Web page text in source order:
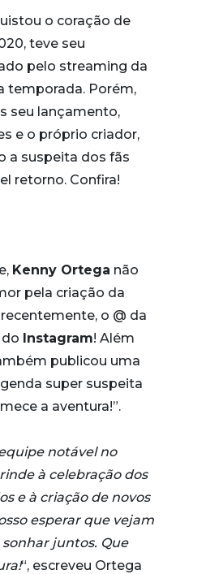
o coração de
teve seu
pelo streaming da
temporada. Porém,
seu lançamento,
e o próprio criador,
a suspeita dos fãs
retorno. Confira!
Kenny Ortega não
pela criação da
o @ da
Instagram! Além
publicou uma
super suspeita
a aventura!”.
notável no
à celebração dos
e à criação de novos
esperar que vejam
juntos. Que
“, escreveu Ortega